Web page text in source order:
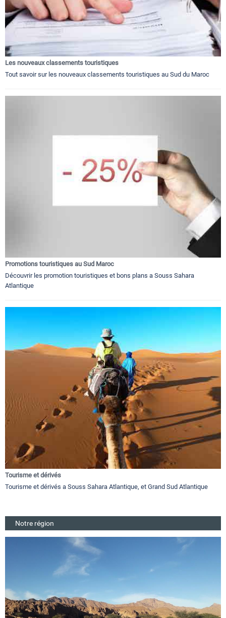
Les nouveaux classements touristiques
Tout savoir sur les nouveaux classements touristiques au Sud du Maroc
Promotions touristiques au Sud Maroc
Découvrir les promotion touristiques et bons plans a Souss Sahara
Atlantique
Tourisme et dérivés
Tourisme et dérivés a Souss Sahara Atlantique, et Grand Sud Atlantique
Notre région